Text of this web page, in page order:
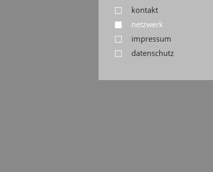
kontakt
netzwerk
impressum
datenschutz